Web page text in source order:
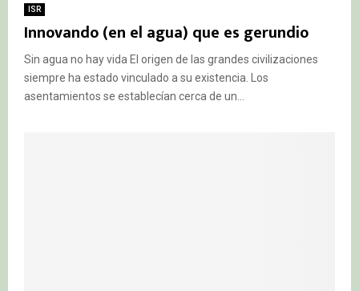
ISR
Innovando (en el agua) que es gerundio
Sin agua no hay vida El origen de las grandes civilizaciones
siempre ha estado vinculado a su existencia. Los
asentamientos se establecían cerca de un...